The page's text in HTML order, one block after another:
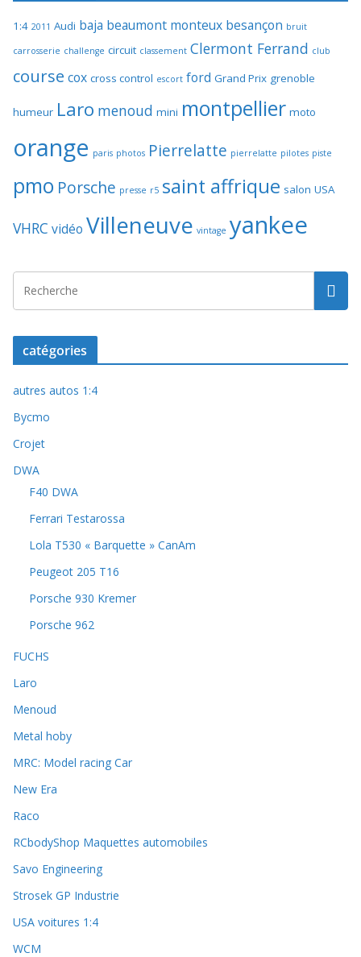
1:4 2011 Audi baja beaumont monteux besançon bruit
carrosserie challenge circuit classement Clermont Ferrand club
course cox cross control escort ford Grand Prix grenoble
humeur Laro menoud mini montpellier moto
orange paris photos Pierrelatte pierrelatte pilotes piste
pmo Porsche presse r5 saint affrique salon USA
VHRC vidéo Villeneuve vintage yankee
catégories
autres autos 1:4
Bycmo
Crojet
DWA
F40 DWA
Ferrari Testarossa
Lola T530 « Barquette » CanAm
Peugeot 205 T16
Porsche 930 Kremer
Porsche 962
FUCHS
Laro
Menoud
Metal hoby
MRC: Model racing Car
New Era
Raco
RCbodyShop Maquettes automobiles
Savo Engineering
Strosek GP Industrie
USA voitures 1:4
WCM